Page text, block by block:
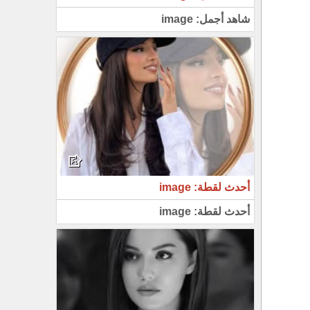
شاهد أجمل: image
أحدث لقطة: image
أحدث لقطة: image